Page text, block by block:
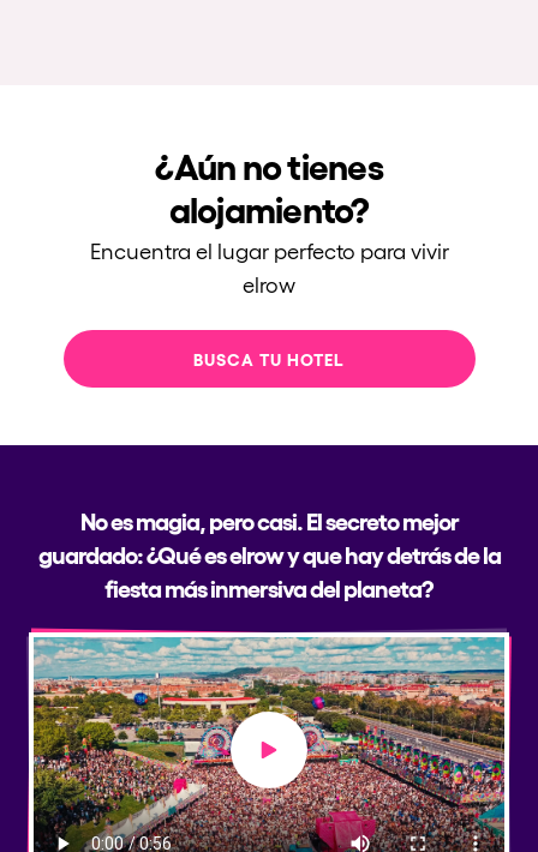
¿Aún no tienes
alojamiento?
Encuentra el lugar perfecto para vivir
elrow
BUSCA TU HOTEL
No es magia, pero casi. El secreto mejor
guardado: ¿Qué es elrow y que hay detrás de la
fiesta más inmersiva del planeta?
Play video